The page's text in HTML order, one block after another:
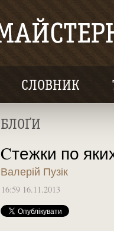
СЛОВНИК
БЛОҐИ
Cтежки по
Валерій Пузік
16:59 16.11.2013